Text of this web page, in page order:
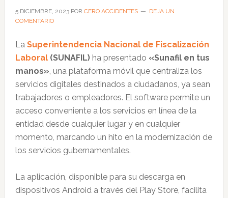
5 DICIEMBRE, 2023POR CERO ACCIDENTES
DEJA UN
COMENTARIO
La Superintendencia Nacional de Fiscalización
Laboral(SUNAFIL)ha presentado «Sunafil en tus
manos», una plataforma móvil que centraliza los
servicios digitales destinados a ciudadanos, ya sean
trabajadores o empleadores. El software permite un
acceso conveniente a los servicios en línea de la
entidad desde cualquier lugar y en cualquier
momento, marcando un hito en la modernización de
los servicios gubernamentales.
La aplicación, disponible para su descarga en
dispositivos Android a través del Play Store, facilita